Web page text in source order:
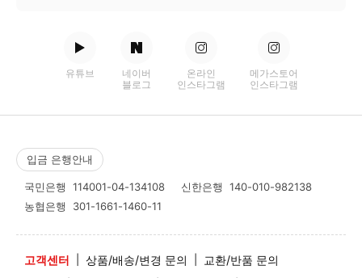
유튜브
네이버
블로그
온라인
인스타그램
메가스토어
인스타그램
입금 은행안내
국민은행 114001-04-134108 신한은행 140-010-982138
농협은행 301-1661-1460-11
고객센터 상품/배송/변경 문의 교환/반품 문의